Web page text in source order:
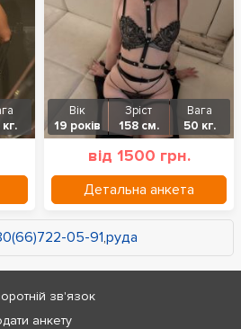
Вік
19 років
Зріст
158 см.
Вага
50 кг.
від 1500 грн.
Детальна анкета
05-91,руда
зв'язок
анкету